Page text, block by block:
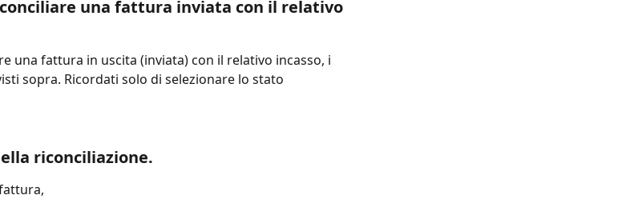
una fattura inviata con il relativo
una fattura in uscita (inviata) con il relativo incasso, i
sopra. Ricordati solo di selezionare lo stato
riconciliazione.